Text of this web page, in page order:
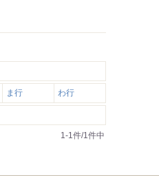
ま行 わ行
1-1件/1件中